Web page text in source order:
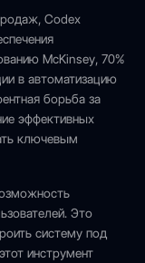
Codex
McKinsey, 70%
в автоматизацию
борьба за
эффективных
ключевым
Это
систему под
инструмент